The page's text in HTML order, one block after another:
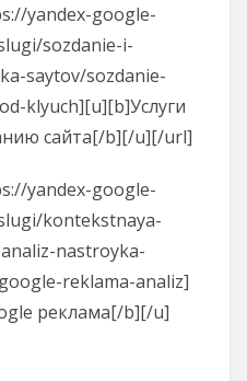
yandex-google-
sozdanie-i-
saytov/sozdanie-
klyuch][u][b]Услуги
сайта[/b][/u][/url]
yandex-google-
kontekstnaya-
nastroyka-
reklama-analiz]
реклама[/b][/u]